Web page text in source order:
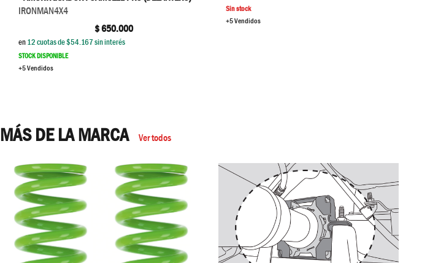
IRONMAN4X4
$650.000
en12cuotas de $54.167sin interés
STOCK DISPONIBLE
+5 Vendidos
Sin stock
+5 Vendidos
MÁS DE LA MARCA Ver todos